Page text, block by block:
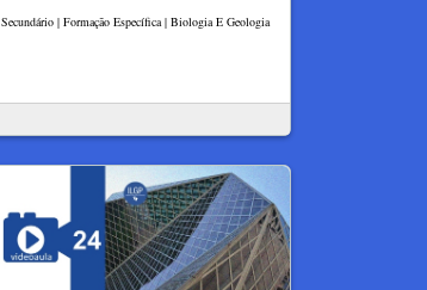
Secundário | Formação Específica | Biologia E Geologia